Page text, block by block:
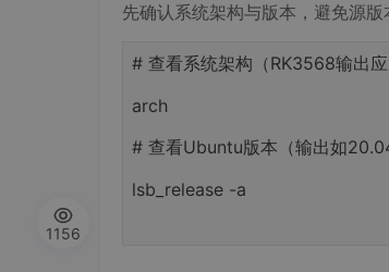
先确认系统架构与版本，避免源版
# 查看系统架构（RK3568输出应
arch
# 查看Ubuntu版本（输出如
lsb_release -a
1156